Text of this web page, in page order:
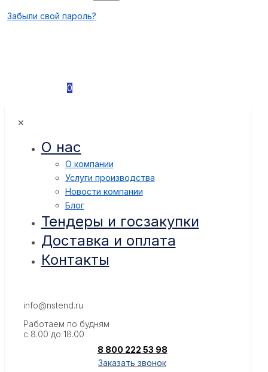
Забыли свой пароль?
0
✕
О нас
О компании
Услуги производства
Новости компании
Блог
Тендеры и госзакупки
Доставка и оплата
Контакты
info@nstend.ru
Работаем по будням
с 8.00 до 18.00
8 800 222 53 98
Заказать звонок